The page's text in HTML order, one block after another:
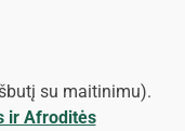
su maitinimu).
ir Afroditės